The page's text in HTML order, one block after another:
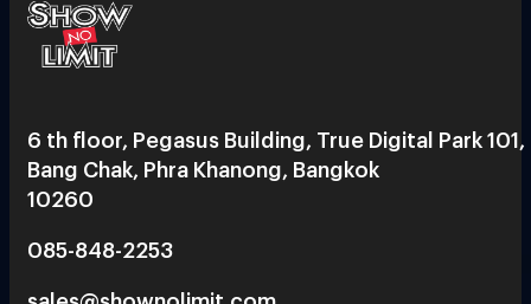
6 th floor, Pegasus Building, True Digital Park 101,
Bang Chak, Phra Khanong, Bangkok
10260
085-848-2253